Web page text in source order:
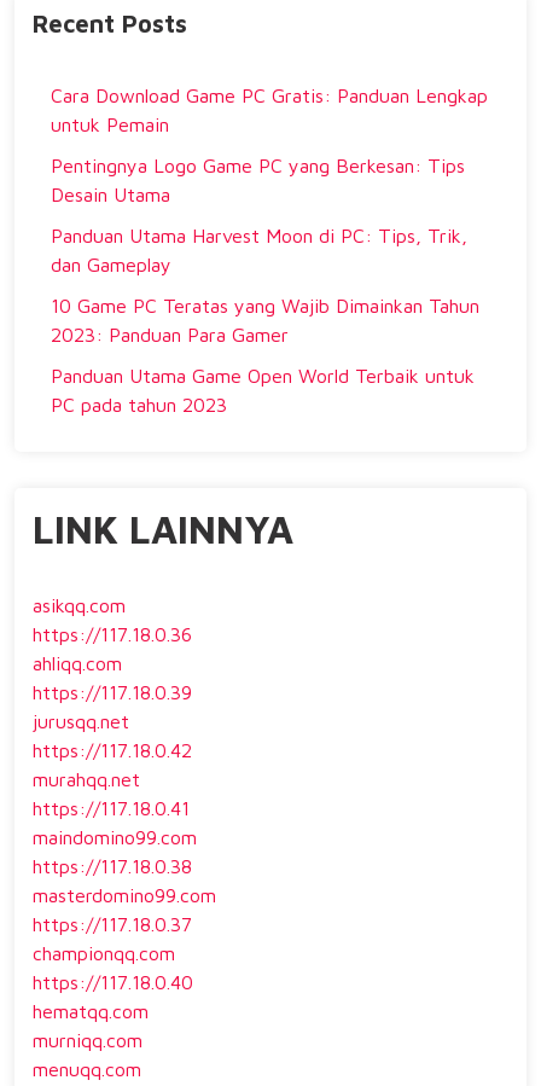
Recent Posts
Cara Download Game PC Gratis: Panduan Lengkap
untuk Pemain
Pentingnya Logo Game PC yang Berkesan: Tips
Desain Utama
Panduan Utama Harvest Moon di PC: Tips, Trik,
dan Gameplay
10 Game PC Teratas yang Wajib Dimainkan Tahun
2023: Panduan Para Gamer
Panduan Utama Game Open World Terbaik untuk
PC pada tahun 2023
LINK LAINNYA
asikqq.com
https://117.18.0.36
ahliqq.com
https://117.18.0.39
jurusqq.net
https://117.18.0.42
murahqq.net
https://117.18.0.41
maindomino99.com
https://117.18.0.38
masterdomino99.com
https://117.18.0.37
championqq.com
https://117.18.0.40
hematqq.com
murniqq.com
menuqq.com